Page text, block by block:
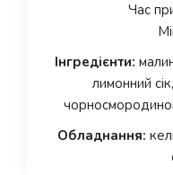
Час
Інгредієнти:
лимонний
Обладнання: